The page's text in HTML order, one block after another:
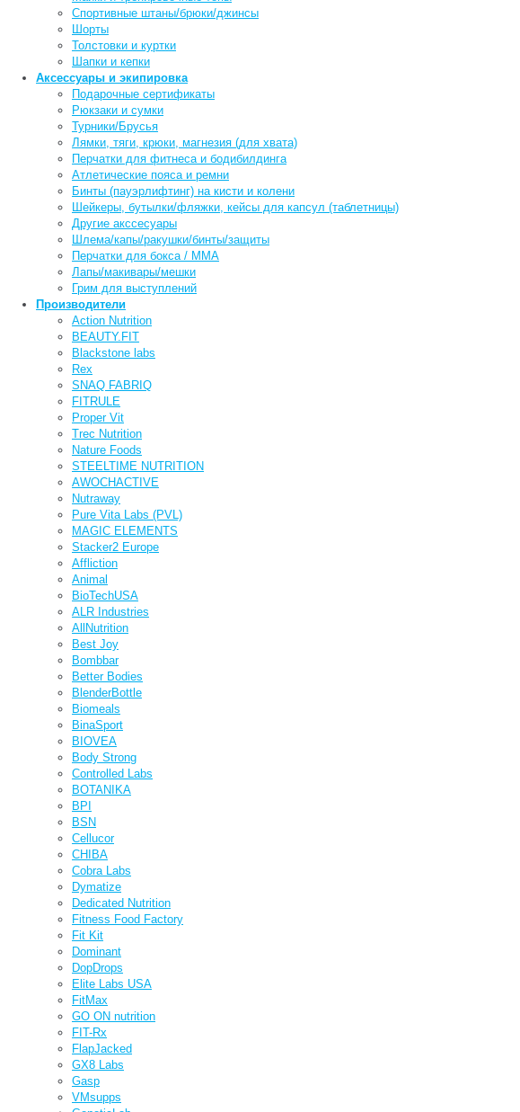
Спортивные штаны/брюки/джинсы
Шорты
Толстовки и куртки
Шапки и кепки
Аксессуары и экипировка
Подарочные сертификаты
Рюкзаки и сумки
Турники/Брусья
Лямки, тяги, крюки, магнезия (для хвата)
Перчатки для фитнеса и бодибилдинга
Атлетические пояса и ремни
Бинты (пауэрлифтинг) на кисти и колени
Шейкеры, бутылки/фляжки, кейсы для капсул (таблетницы)
Другие акссесуары
Шлема/капы/ракушки/бинты/защиты
Перчатки для бокса / ММА
Лапы/макивары/мешки
Грим для выступлений
Производители
Action Nutrition
BEAUTY.FIT
Blackstone labs
Rex
SNAQ FABRIQ
FITRULE
Proper Vit
Trec Nutrition
Nature Foods
STEELTIME NUTRITION
AWOCHACTIVE
Nutraway
Pure Vita Labs (PVL)
MAGIC ELEMENTS
Stacker2 Europe
Affliction
Animal
BioTechUSA
ALR Industries
AllNutrition
Best Joy
Bombbar
Better Bodies
BlenderBottle
Biomeals
BinaSport
BIOVEA
Body Strong
Controlled Labs
BOTANIKA
BPI
BSN
Cellucor
CHIBA
Cobra Labs
Dymatize
Dedicated Nutrition
Fitness Food Factory
Fit Kit
Dominant
DopDrops
Elite Labs USA
FitMax
GO ON nutrition
FIT-Rx
FlapJacked
GX8 Labs
Gasp
VMsupps